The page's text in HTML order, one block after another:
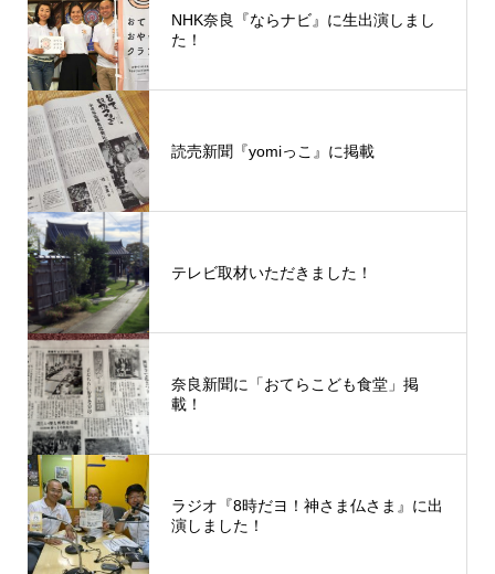
NHK奈良『ならナビ』に生出演しまし
た！
読売新聞『yomiっこ』に掲載
テレビ取材いただきました！
奈良新聞に「おてらこども食堂」掲
載！
ラジオ『8時だヨ！神さま仏さま』に出
演しました！